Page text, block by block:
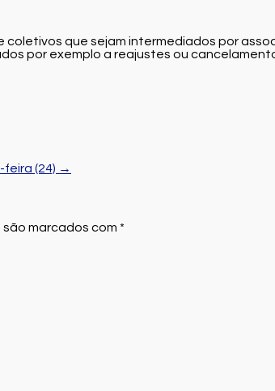
que sejam intermediados por
por exemplo a reajustes ou
(24) →
marcados com *